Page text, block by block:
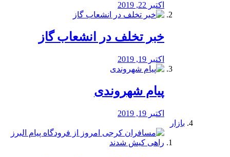
اکتبر 22, 2019
خبر تخلف در انشعاب گاز
اکتبر 19, 2019
پیام شهروندی
اکتبر 19, 2019
بازار